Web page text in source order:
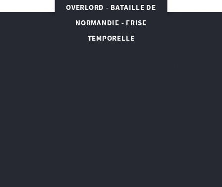
OVERLORD - BATAILLE DE
NORMANDIE - FRISE
TEMPORELLE